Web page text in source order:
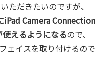
ただきたいのですが、
iPad Camera Connection
えるようになるので、
ェイスを取り付けるので